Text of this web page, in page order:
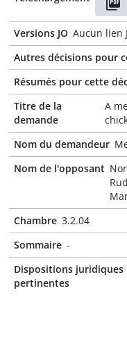
Versions JO Aucun lien
Autres décisions pour
Résumés pour cette
Titre de la
demande
A
Nom du demandeur
Nom de l'opposant
Chambre 3.2.04
Sommaire -
Dispositions juridiques
pertinentes